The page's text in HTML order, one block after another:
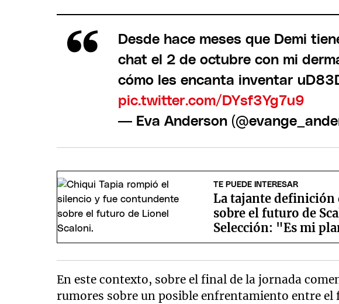
Desde hace meses que Demi
chat el 2 de octubre con mi
cómo les encanta inventar
pic.twitter.com/DYsf3Yg7u9
— Eva Anderson
TE PUEDE INTERESAR
La tajante definición
sobre el futuro de
Selección: "Es mi
En este contexto, sobre el final de la jornada
rumores sobre un posible enfrentamiento entre el